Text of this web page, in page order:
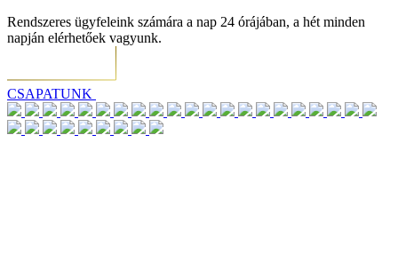
Rendszeres ügyfeleink számára a nap 24 órájában, a hét minden
napján elérhetőek vagyunk.
CSAPATUNK